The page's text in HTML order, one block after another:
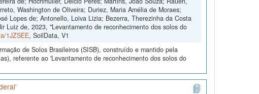
Washington de Oliveira; Duriez, Maria Amélia de Moraes;
Lopes de; Antonello, Loiva Lizia; Bezerra, Therezinha da Costa
Luiz de, 2023, "Levantamento de reconhecimento dos solos do
1JZSEE, SoilData, V1
de Solos Brasileiros (SISB), construído e mantido pela
referente ao 'Levantamento de reconhecimento dos solos do